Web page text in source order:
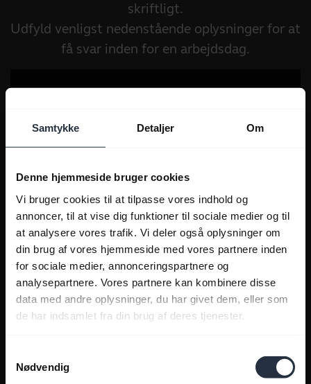
Samtykke Detaljer Om
Denne hjemmeside bruger cookies
Vi bruger cookies til at tilpasse vores indhold og
annoncer, til at vise dig funktioner til sociale medier og til
at analysere vores trafik. Vi deler også oplysninger om
din brug af vores hjemmeside med vores partnere inden
for sociale medier, annonceringspartnere og
analysepartnere. Vores partnere kan kombinere disse
data med andre oplysninger, du har givet dem, eller som
de har indsamlet fra din brug af deres tjenester.
Nødvendig
skriftligt.
Udfyld venligst nedenstående oplysninger for at
få svar inden for en arbejdsdag.